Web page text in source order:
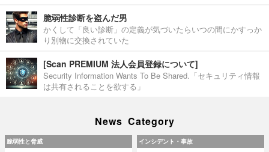
脆弱性診断を盗んだ男
かくして「良い診断」の定義が気づいたらいつの間にかすっか
り別物に交換されていた
[Scan PREMIUM 法人会員登録について]
Security Information Wants To Be Shared.「セキュリティ情報
は共有されることを欲する」
News Category
脆弱性と脅威 インシデント・事故